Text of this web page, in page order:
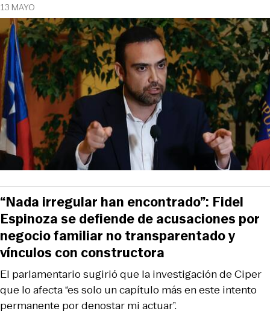
13 MAYO
El parlamentario sugirió que la investigación de Ciper
que lo afecta “es solo un capítulo más en este intento
permanente por denostar mi actuar”.
“Nada irregular han encontrado”: Fidel
Espinoza se defiende de acusaciones por
negocio familiar no transparentado y
vínculos con constructora